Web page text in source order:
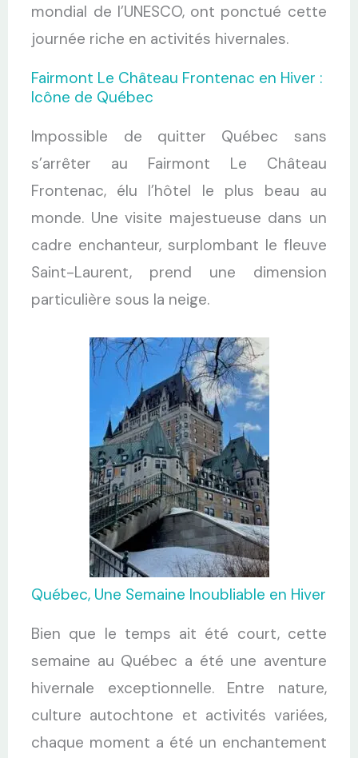
mondial de l’UNESCO, ont ponctué cette
journée riche en activités hivernales.
Fairmont Le Château Frontenac en Hiver :
Icône de Québec
Impossible de quitter Québec sans
s’arrêter au Fairmont Le Château
Frontenac, élu l’hôtel le plus beau au
monde. Une visite majestueuse dans un
cadre enchanteur, surplombant le fleuve
Saint-Laurent, prend une dimension
particulière sous la neige.
Québec, Une Semaine Inoubliable en Hiver
Bien que le temps ait été court, cette
semaine au Québec a été une aventure
hivernale exceptionnelle. Entre nature,
culture autochtone et activités variées,
chaque moment a été un enchantement